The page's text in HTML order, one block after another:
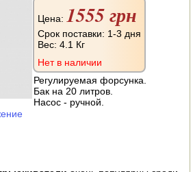
МОТОБЛОКОВ
МАСЛОБОЙКИ
Цена: 1555 грн
Срок поставки: 1-3 дня
Вес:4.1 Кг
Нет в наличии
Регулируемая форсунка.
Бак на 20 литров.
Насос - ручной.